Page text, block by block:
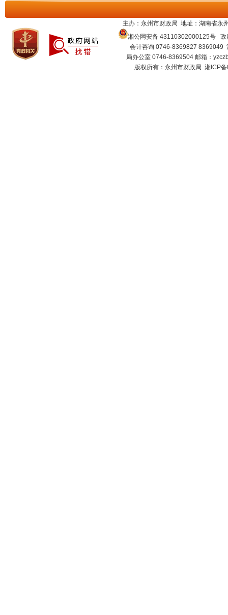
主办：永州市财政局 地址：湖南省永
湘公网安备 43110302000125号 政
会计咨询 0746-8369827 8369049
局办公室 0746-8369504 邮箱：
版权所有：永州市财政局 湘ICP